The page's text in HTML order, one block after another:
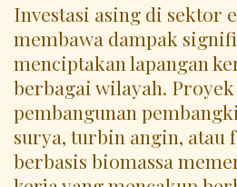
Investasi asing di sektor
membawa dampak
menciptakan lapangan
berbagai wilayah.
pembangunan
surya, turbin angin, atau
berbasis biomassa